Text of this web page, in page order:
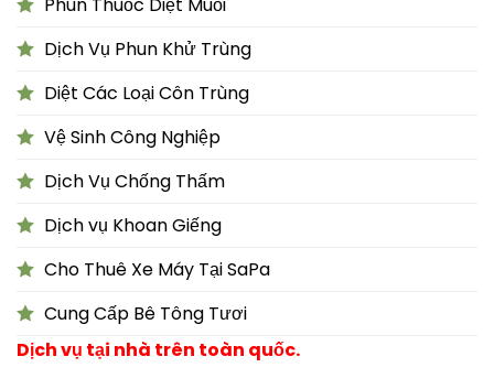
Dịch Vụ Phun Khử Trùng
Diệt Các Loại Côn Trùng
Vệ Sinh Công Nghiệp
Dịch Vụ Chống Thấm
Dịch vụ Khoan Giếng
Cho Thuê Xe Máy Tại SaPa
Cung Cấp Bê Tông Tươi
Dịch vụ tại nhà trên toàn quốc.